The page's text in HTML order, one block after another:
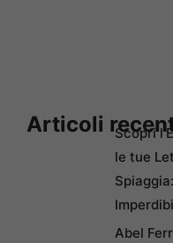
Articoli
Scopri
le tue
Abel